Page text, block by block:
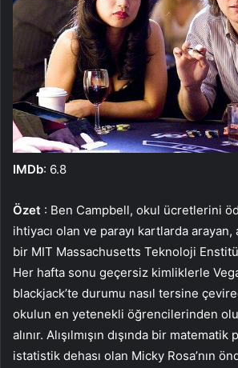
IMDb: 6.8
Özet : Ben Campbell, okul ücretlerini
ihtiyacı olan ve parayı kartlarda arayan,
bir MIT Massachusetts Teknoloji
Her hafta sonu geçersiz kimliklerle
blackjack’te durumu nasıl tersine
okulun en yetenekli öğrencilerinden
alınır. Alışılmışın dışında bir
istatistik dehası olan Micky Rosa’nın